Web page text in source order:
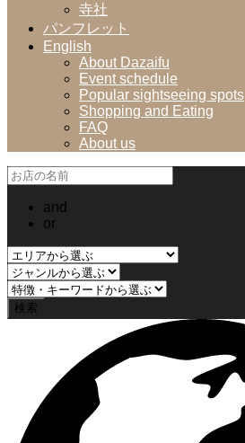
寺社
パンフレット
English
About Dazaifu
Event schedule
Popular sightseeing spots
Shopping and Eating
FAQ
About us
and
or